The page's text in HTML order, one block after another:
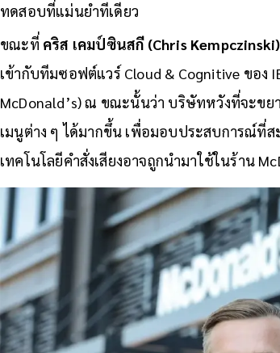
ทดสอบที่แม่นยำทีเดียว
ขณะที่ คริส เคมป์ซินสกี (Chris Kempczinski)
เข้ากับทีมซอฟต์แวร์ Cloud & Cognitive ของ
McDonald’s) ณ ขณะนั้นว่า บริษัทหวังที่จะขย
เมนูต่าง ๆ ได้มากขึ้น เพื่อมอบประสบการณ์ที่ส
เทคโนโลยีคำสั่งเสียงอาจถูกนำมาใช้ในร้าน